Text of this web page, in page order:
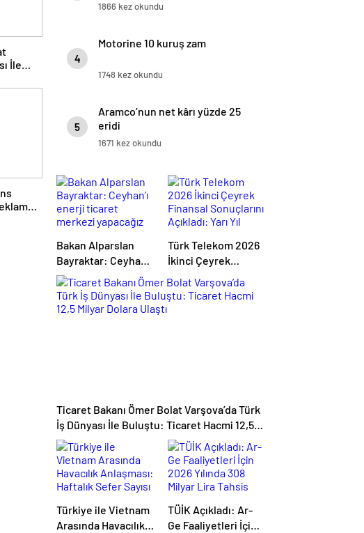
İle
1866 kez okundu
4
Motorine 10 kuruş zam
1748 kez okundu
5
Aramco’nun net kârı yüzde 25
eridi
1671 kez okundu
Bakan Alparslan
Bayraktar: Ceyhan’ı
enerji ticaret
merkezi yapacağız
Türk Telekom 2026
İkinci Çeyrek
Finansal
Sonuçlarını
Açıkladı: Yarı Yıl
Ticaret Bakanı Ömer Bolat Varşova’da Türk
İş Dünyası İle Buluştu: Ticaret Hacmi 12,5
Milyar Dolara Ulaştı
Türkiye ile Vietnam
Arasında Havacılık
TÜİK Açıkladı: Ar-
Ge Faaliyetleri İçin